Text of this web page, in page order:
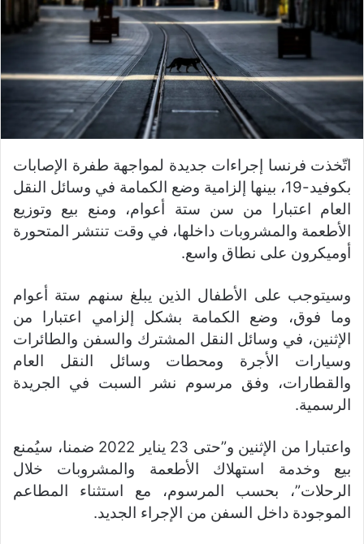
اتّخذت فرنسا إجراءات جديدة لمواجهة طفرة الإصابات
بكوفيد-19، بينها إلزامية وضع الكمامة في وسائل النقل
العام اعتبارا من سن ستة أعوام، ومنع بيع وتوزيع
الأطعمة والمشروبات داخلها، في وقت تنتشر المتحورة
أوميكرون على نطاق واسع.
وسيتوجب على الأطفال الذين يبلغ سنهم ستة أعوام
وما فوق، وضع الكمامة بشكل إلزامي اعتبارا من
الإثنين، في وسائل النقل المشترك والسفن والطائرات
وسيارات الأجرة ومحطات وسائل النقل العام
والقطارات، وفق مرسوم نشر السبت في الجريدة
الرسمية.
واعتبارا من الإثنين و”حتى 23 يناير 2022 ضمنا، سيُمنع
بيع وخدمة استهلاك الأطعمة والمشروبات خلال
الرحلات”، بحسب المرسوم، مع استثناء المطاعم
الموجودة داخل السفن من الإجراء الجديد.